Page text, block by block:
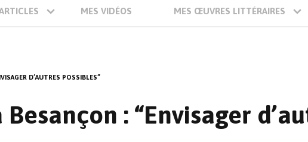
MES VIDÉOS MES ŒUVRES LITTÉRAIRES
D’AUTRES POSSIBLES”
: “Envisager